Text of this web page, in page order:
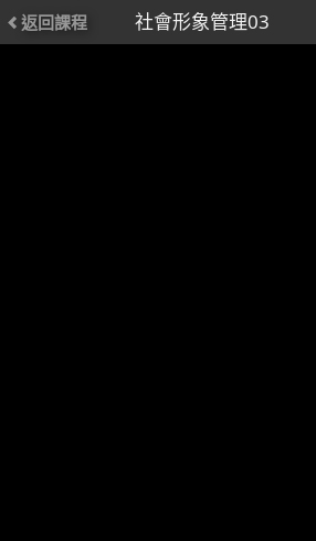
返回課程 社會形象管理03